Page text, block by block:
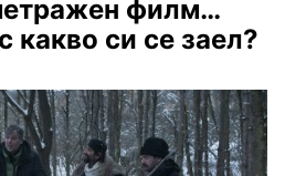
филм…
какво си се заел?